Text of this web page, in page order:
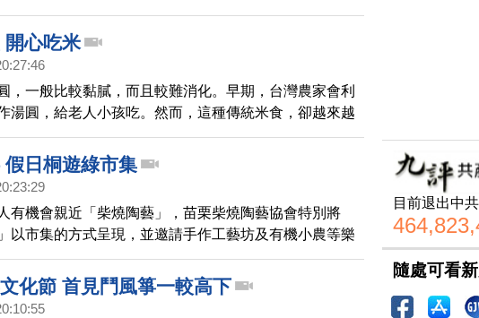
開心吃米
，一般比較黏膩，而且較難消化。早期，台灣農家會利
湯圓，給老人小孩吃。然而，這種傳統米食，卻越來越
栗縣傳統聚落文化協會特別在暑假時舉辨活動，讓大家
村生活。
假日桐遊綠市集
有機會親近「柴燒陶藝」，苗栗柴燒陶藝協會特別將
以市集的方式呈現，並邀請手作工藝坊及有機小農等樂
讓一般民眾可以近距離認識不同風格的創作者，陶醉在
花藝文饗宴中。
化節 首見鬥風箏一較高下
目前退出中
隨處可看